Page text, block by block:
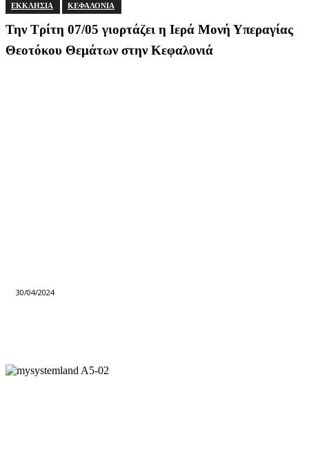
ΕΚΚΛΗΣΙΑ ΚΕΦΑΛΟΝΙΑ
Την Τρίτη 07/05 γιορτάζει η Ιερά Μονή Υπεραγίας
Θεοτόκου Θεμάτων στην Κεφαλονιά
30/04/2024